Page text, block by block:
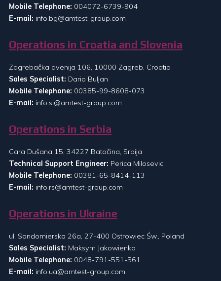
Mobile Telephone: 004072-6739-904
E-mail: info.bg@amtest-group.com
Operations in Croatia and Slovenia
Zagrebačka avenija 106, 10000 Zagreb, Croatia
Sales Specialist: Dario Buljan
Mobile Telephone: 00385-99-8608-073
E-mail: info.si@amtest-group.com
Operations in Serbia
Cara Dušana 15, 34227 Batočina, Srbija
Technical Support Engineer: Perica Milosevic
Mobile Telephone: 00381-65-8414-113
E-mail: info.rs@amtest-group.com
Operations in Ukraine
ul. Sandomierska 26a, 27-400 Ostrowiec Św., Poland
Sales Specialist: Maksym Jakowienko
Mobile Telephone: 0048-791-551-561
E-mail: info.ua@amtest-group.com